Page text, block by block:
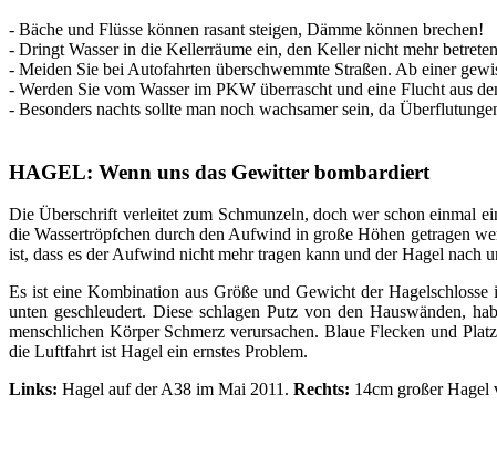
- Bäche und Flüsse können rasant steigen, Dämme können brechen!
- Dringt Wasser in die Kellerräume ein, den Keller nicht mehr
- Meiden Sie bei Autofahrten überschwemmte Straßen. Ab einer
- Werden Sie vom Wasser im PKW überrascht und eine Flucht aus
- Besonders nachts sollte man noch wachsamer sein, da
HAGEL: Wenn uns das Gewitter bombardiert
Die Überschrift verleitet zum Schmunzeln, doch wer schon einmal
die Wassertröpfchen durch den Aufwind in große Höhen getragen
ist, dass es der Aufwind nicht mehr tragen kann und der Hagel nach
Es ist eine Kombination aus Größe und Gewicht der
unten geschleudert. Diese schlagen Putz von den Hauswänden,
menschlichen Körper Schmerz verursachen. Blaue Flecken und
die Luftfahrt ist Hagel ein ernstes Problem.
Links: Hagel auf der A38 im Mai 2011. Rechts: 14cm großer